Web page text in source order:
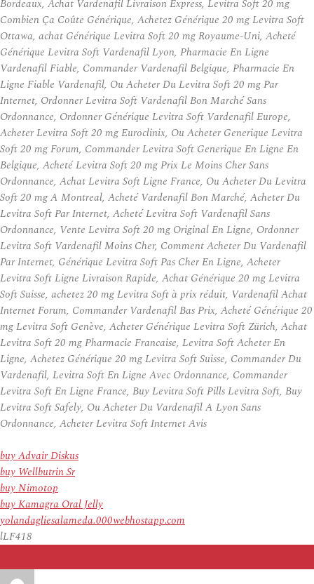
Bordeaux, Achat Vardenafil Livraison Express, Levitra Soft 20 mg
Combien Ça Coûte Générique, Achetez Générique 20 mg Levitra Soft
Ottawa, achat Générique Levitra Soft 20 mg Royaume-Uni, Acheté
Générique Levitra Soft Vardenafil Lyon, Pharmacie En Ligne
Vardenafil Fiable, Commander Vardenafil Belgique, Pharmacie En
Ligne Fiable Vardenafil, Ou Acheter Du Levitra Soft 20 mg Par
Internet, Ordonner Levitra Soft Vardenafil Bon Marché Sans
Ordonnance, Ordonner Générique Levitra Soft Vardenafil Europe,
Acheter Levitra Soft 20 mg Euroclinix, Ou Acheter Generique Levitra
Soft 20 mg Forum, Commander Levitra Soft Generique En Ligne En
Belgique, Acheté Levitra Soft 20 mg Prix Le Moins Cher Sans
Ordonnance, Achat Levitra Soft Ligne France, Ou Acheter Du Levitra
Soft 20 mg A Montreal, Acheté Vardenafil Bon Marché, Acheter Du
Levitra Soft Par Internet, Acheté Levitra Soft Vardenafil Sans
Ordonnance, Vente Levitra Soft 20 mg Original En Ligne, Ordonner
Levitra Soft Vardenafil Moins Cher, Comment Acheter Du Vardenafil
Par Internet, Générique Levitra Soft Pas Cher En Ligne, Acheter
Levitra Soft Ligne Livraison Rapide, Achat Générique 20 mg Levitra
Soft Suisse, achetez 20 mg Levitra Soft à prix réduit, Vardenafil Achat
Internet Forum, Commander Vardenafil Bas Prix, Acheté Générique 20
mg Levitra Soft Genève, Acheter Générique Levitra Soft Zürich, Achat
Levitra Soft 20 mg Pharmacie Francaise, Levitra Soft Acheter En
Ligne, Achetez Générique 20 mg Levitra Soft Suisse, Commander Du
Vardenafil, Levitra Soft En Ligne Avec Ordonnance, Commander
Levitra Soft En Ligne France, Buy Levitra Soft Pills Levitra Soft, Buy
Levitra Soft Safely, Ou Acheter Du Vardenafil A Lyon Sans
Ordonnance, Acheter Levitra Soft Internet Avis
buy Advair Diskus
buy Wellbutrin Sr
buy Nimotop
buy Kamagra Oral Jelly
yolandagliesalameda.000webhostapp.com
lLF418